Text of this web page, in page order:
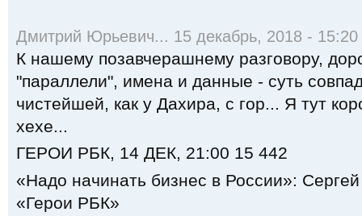
Дмитрий Юрьевич... 15 декабрь, 2018 - 15:20
К нашему позавчерашнему разговору,
"параллели", имена и данные - суть
чистейшей, как у Дахира, с гор... Я тут
хехе...
ГЕРОИ РБК, 14 ДЕК, 21:00 15 442
«Надо начинать бизнес в России»:
«Герои РБК»